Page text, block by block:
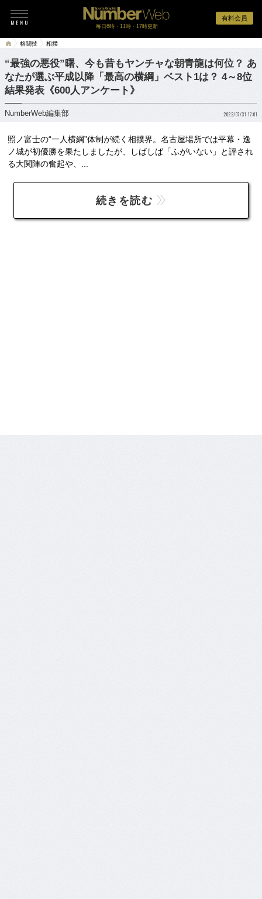
有料会員
毎日6時・11時・17時更新
格闘技 相撲
“最強の悪役”曙、今も昔もヤンチャな朝青龍は何位？ あ
なたが選ぶ平成以降「最高の横綱」ベスト1は？ 4～8位
結果発表《600人アンケート》
NumberWeb編集部 2022/07/31 17:01
照ノ富士の“一人横綱”体制が続く相撲界。名古屋場所では平幕・逸
ノ城が初優勝を果たしましたが、しばしば「ふがいない」と評され
る大関陣の奮起や、...
続きを読む